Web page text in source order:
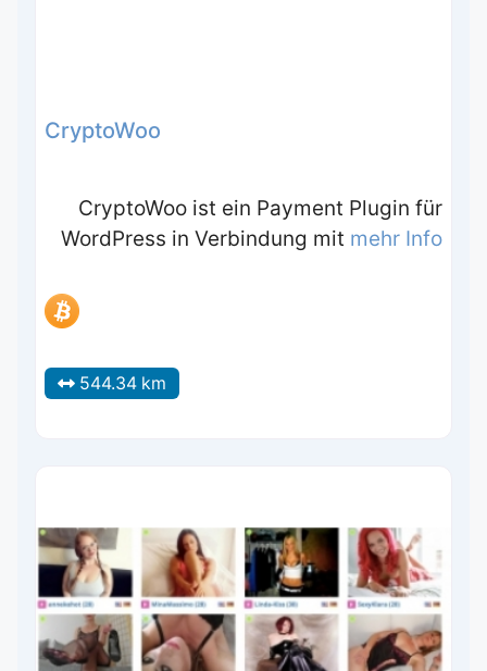
CryptoWoo
CryptoWoo ist ein Payment Plugin für
WordPress in Verbindung mit mehr Info
544.34 km